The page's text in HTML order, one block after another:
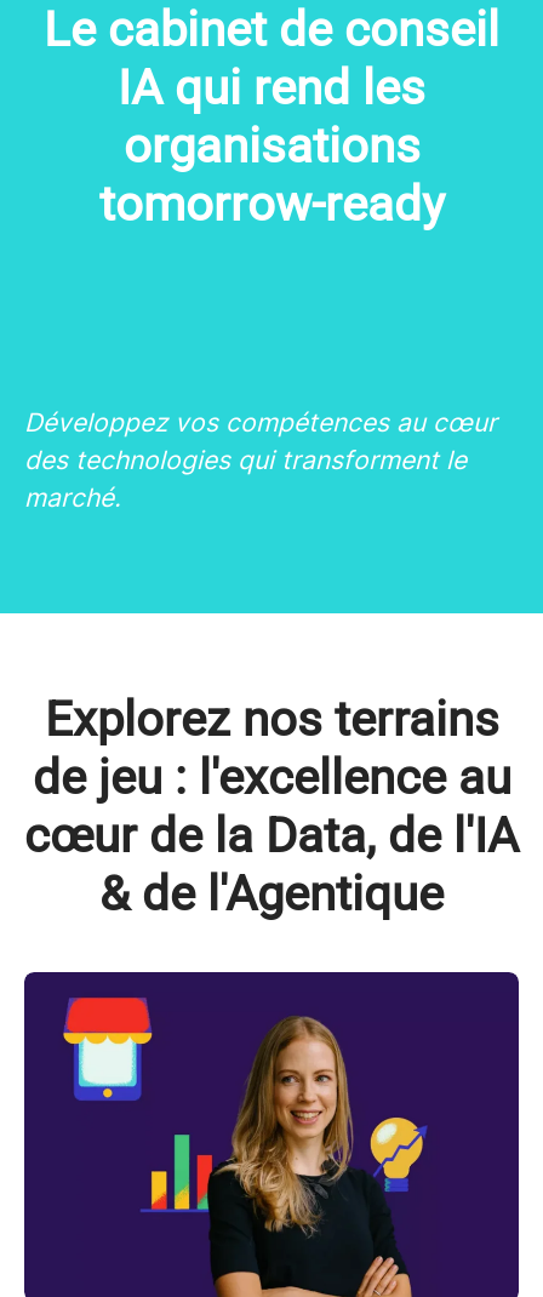
Le cabinet de conseil
IA qui rend les
organisations
tomorrow-ready
Développez vos compétences au cœur
des technologies qui transforment le
marché.
Explorez nos terrains
de jeu : l'excellence au
cœur de la Data, de l'IA
& de l'Agentique